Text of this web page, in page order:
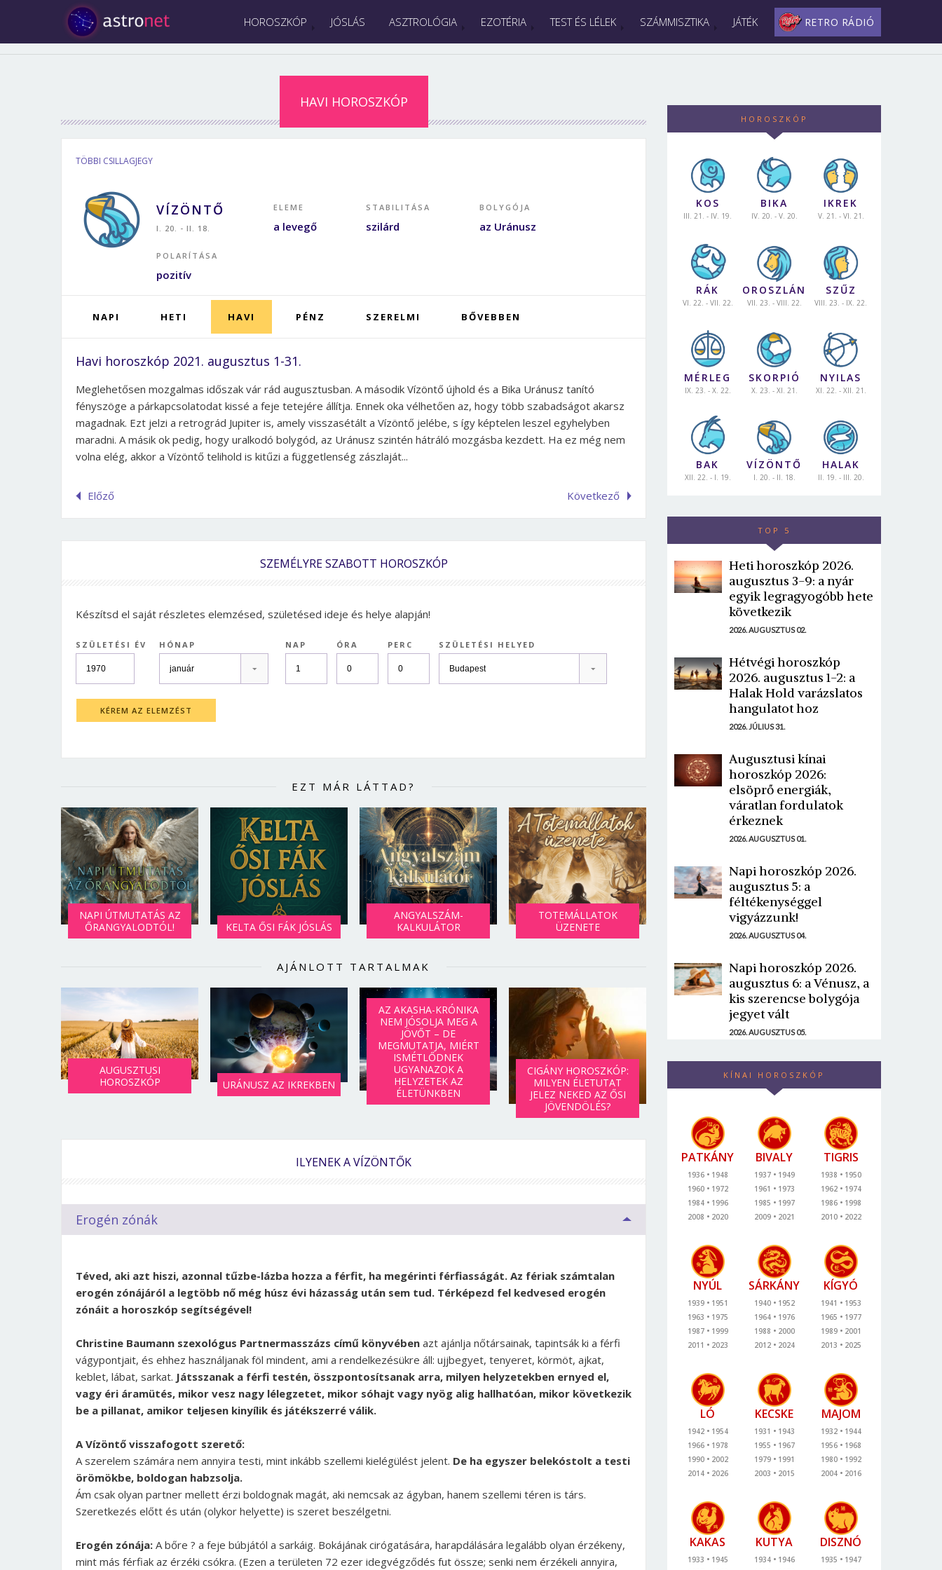
HOROSZKÓP JÓSLÁS ASZTROLÓGIA EZOTÉRIA TEST ÉS LÉLEK SZÁMMISZTIKA JÁTÉK RETRO RÁDIÓ
HAVI HOROSZKÓP
TÖBBI CSILLAGJEGY
VÍZÖNTŐ
I. 20. - II. 18.
ELEME
a levegő
STABILITÁSA
szilárd
BOLYGÓJA
az Uránusz
POLARÍTÁSA
pozitív
NAPI HETI HAVI PÉNZ SZERELMI BŐVEBBEN
Havi horoszkóp 2021. augusztus 1-31.
Meglehetősen mozgalmas időszak vár rád augusztusban. A második Vízöntő újhold és a Bika Uránusz tanító
fényszöge a párkapcsolatodat kissé a feje tetejére állítja. Ennek oka vélhetően az, hogy több szabadságot akarsz
magadnak. Ezt jelzi a retrográd Jupiter is, amely visszasétált a Vízöntő jelébe, s így képtelen leszel egyhelyben
maradni. A másik ok pedig, hogy uralkodó bolygód, az Uránusz szintén hátráló mozgásba kezdett. Ha ez még nem
volna elég, akkor a Vízöntő telihold is kitűzi a függetlenség zászlaját...
Előző Következő
SZEMÉLYRE SZABOTT HOROSZKÓP
Készítsd el saját részletes elemzésed, születésed ideje és helye alapján!
SZÜLETÉSI ÉV HÓNAP NAP ÓRA PERC SZÜLETÉSI HELYED
KÉREM AZ ELEMZÉST
EZT MÁR LÁTTAD?
NAPI ÚTMUTATÁS AZ
ŐRANGYALODTÓL!
KELTA ŐSI FÁK JÓSLÁS
ANGYALSZÁM-
KALKULÁTOR
TOTEMÁLLATOK
ÜZENETE
AJÁNLOTT TARTALMAK
AUGUSZTUSI
HOROSZKÓP
URÁNUSZ AZ IKREKBEN
AZ AKASHA-KRÓNIKA
NEM JÓSOLJA MEG A
JÖVŐT – DE
MEGMUTATJA, MIÉRT
ISMÉTLŐDNEK
UGYANAZOK A
HELYZETEK AZ
ÉLETÜNKBEN
CIGÁNY HOROSZKÓP:
MILYEN ÉLETUTAT
JELEZ NEKED AZ ŐSI
JÖVENDÖLÉS?
ILYENEK A VÍZÖNTŐK
Erogén zónák
Téved, aki azt hiszi, azonnal tűzbe-lázba hozza a férfit, ha megérinti férfiasságát. Az fériak számtalan
erogén zónájáról a legtöbb nő még húsz évi házasság után sem tud. Térképezd fel kedvesed erogén
zónáit a horoszkóp segítségével!
Christine Baumann szexológus Partnermasszázs című könyvében azt ajánlja nőtársainak, tapintsák ki a férfi
vágypontjait, és ehhez használjanak föl mindent, ami a rendelkezésükre áll: ujjbegyet, tenyeret, körmöt, ajkat,
keblet, lábat, sarkat. Játsszanak a férfi testén, összpontosítsanak arra, milyen helyzetekben ernyed el,
vagy éri áramütés, mikor vesz nagy lélegzetet, mikor sóhajt vagy nyög alig hallhatóan, mikor következik
be a pillanat, amikor teljesen kinyílik és játékszerré válik.
A Vízöntő visszafogott szerető:
A szerelem számára nem annyira testi, mint inkább szellemi kielégülést jelent. De ha egyszer belekóstolt a testi
örömökbe, boldogan habzsolja.
Ám csak olyan partner mellett érzi boldognak magát, aki nemcsak az ágyban, hanem szellemi téren is társ.
Szeretkezés előtt és után (olykor helyette) is szeret beszélgetni.
Erogén zónája: A bőre ? a feje búbjától a sarkáig. Bokájának cirógatására, harapdálására legalább olyan érzékeny,
mint más férfiak az érzéki csókra. (Ezen a területen 72 ezer idegvégződés fut össze; senki nem érzékeli annyira,
HOROSZKÓP
KOS
III. 21. - IV. 19.
BIKA
IV. 20. - V. 20.
IKREK
V. 21. - VI. 21.
RÁK
VI. 22. - VII. 22.
OROSZLÁN
VII. 23. - VIII. 22.
SZŰZ
VIII. 23. - IX. 22.
MÉRLEG
IX. 23. - X. 22.
SKORPIÓ
X. 23. - XI. 21.
NYILAS
XI. 22. - XII. 21.
BAK
XII. 22. - I. 19.
VÍZÖNTŐ
I. 20. - II. 18.
HALAK
II. 19. - III. 20.
TOP 5
Heti horoszkóp 2026.
augusztus 3-9: a nyár
egyik legragyogóbb hete
következik
2026. AUGUSZTUS 02.
Hétvégi horoszkóp
2026. augusztus 1-2: a
Halak Hold varázslatos
hangulatot hoz
2026. JÚLIUS 31.
Augusztusi kínai
horoszkóp 2026:
elsöprő energiák,
váratlan fordulatok
érkeznek
2026. AUGUSZTUS 01.
Napi horoszkóp 2026.
augusztus 5: a
féltékenységgel
vigyázzunk!
2026. AUGUSZTUS 04.
Napi horoszkóp 2026.
augusztus 6: a Vénusz, a
kis szerencse bolygója
jegyet vált
2026. AUGUSZTUS 05.
KÍNAI HOROSZKÓP
PATKÁNY
1936
1948
1960
1972
1984
1996
2008
2020
BIVALY
1937
1949
1961
1973
1985
1997
2009
2021
TIGRIS
1938
1950
1962
1974
1986
1998
2010
2022
NYÚL
1939
1951
1963
1975
1987
1999
2011
2023
SÁRKÁNY
1940
1952
1964
1976
1988
2000
2012
2024
KÍGYÓ
1941
1953
1965
1977
1989
2001
2013
2025
LÓ
1942
1954
1966
1978
1990
2002
2014
2026
KECSKE
1931
1943
1955
1967
1979
1991
2003
2015
MAJOM
1932
1944
1956
1968
1980
1992
2004
2016
KAKAS
1933
1945
KUTYA
1934
1946
DISZNÓ
1935
1947
Borsonline bejelentkezés